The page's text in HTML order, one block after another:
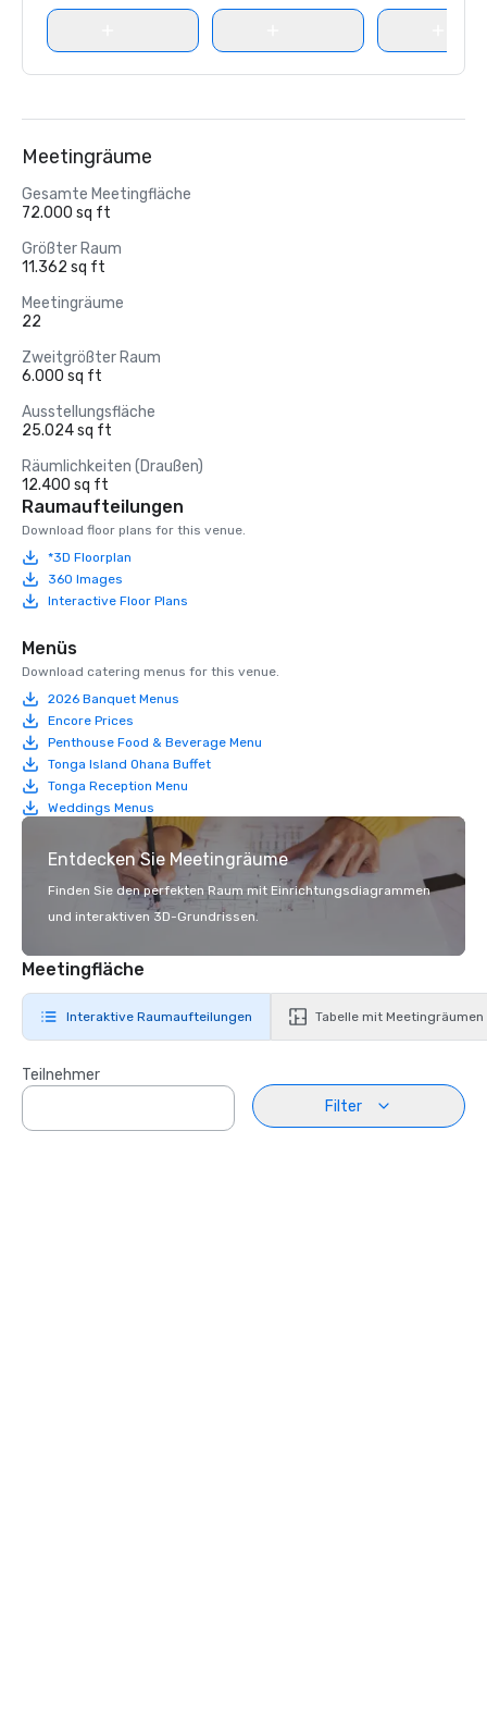
Meetingräume
Gesamte Meetingfläche
72.000 sq ft
Größter Raum
11.362 sq ft
Meetingräume
22
Zweitgrößter Raum
6.000 sq ft
Ausstellungsfläche
25.024 sq ft
Räumlichkeiten (Draußen)
12.400 sq ft
Raumaufteilungen
Download floor plans for this venue.
*3D Floorplan
360 Images
Interactive Floor Plans
Menüs
Download catering menus for this venue.
2026 Banquet Menus
Encore Prices
Penthouse Food & Beverage Menu
Tonga Island Ohana Buffet
Tonga Reception Menu
Weddings Menus
Entdecken Sie Meetingräume
Finden Sie den perfekten Raum mit Einrichtungsdiagrammen
und interaktiven 3D-Grundrissen.
Meetingfläche
Interaktive Raumaufteilungen Tabelle mit Meetingräumen
Teilnehmer
Filter